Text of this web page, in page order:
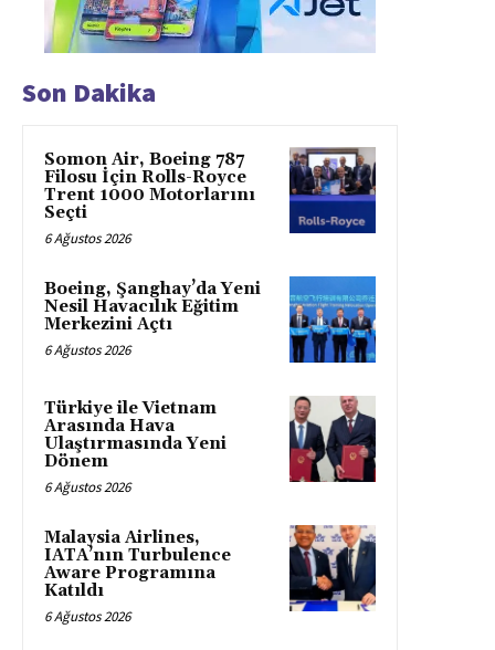
Son Dakika
Somon Air, Boeing 787
Filosu İçin Rolls-Royce
Trent 1000 Motorlarını
Seçti
6 Ağustos 2026
Boeing, Şanghay’da Yeni
Nesil Havacılık Eğitim
Merkezini Açtı
6 Ağustos 2026
Türkiye ile Vietnam
Arasında Hava
Ulaştırmasında Yeni
Dönem
6 Ağustos 2026
Malaysia Airlines,
IATA’nın Turbulence
Aware Programına
Katıldı
6 Ağustos 2026